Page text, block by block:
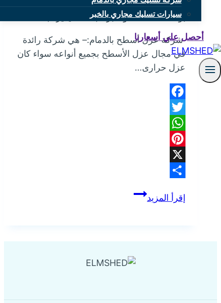
سيارات تسليك مجاري بالخبر
أحصل علي أسعارنا
بواسطةmona نوفمبر 4, 2024
شركة عزل أسطح بالدمام:– هي شركة رائدة
في مجال عزل الأسطح بجميع أنواعه سواء كان
عزل حرارى…
Facebook
Twitter
WhatsApp
Pinterest
X
إقرأ المزيدشركة